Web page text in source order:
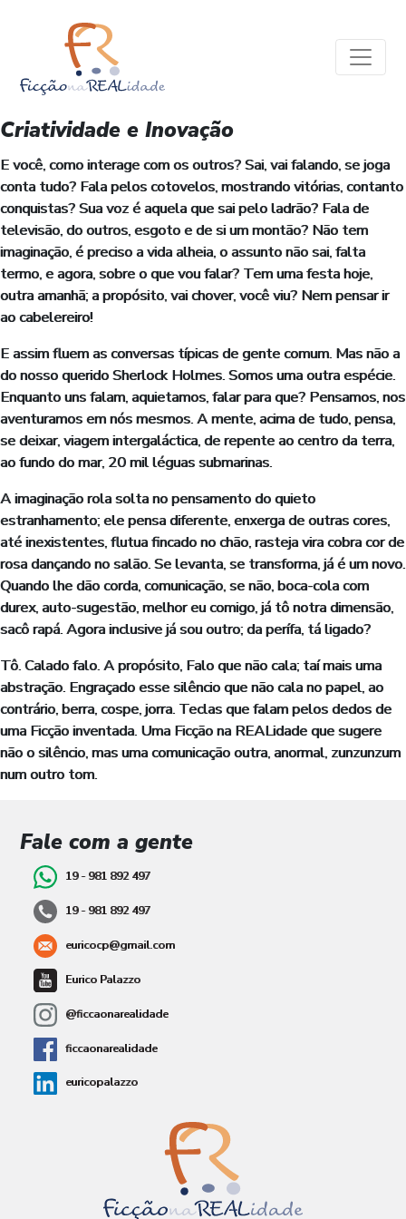
Criatividade e Inovação
E você, como interage com os outros? Sai, vai falando, se joga
conta tudo? Fala pelos cotovelos, mostrando vitórias, contanto
conquistas? Sua voz é aquela que sai pelo ladrão? Fala de
televisão, do outros, esgoto e de si um montão? Não tem
imaginação, é preciso a vida alheia, o assunto não sai, falta
termo, e agora, sobre o que vou falar? Tem uma festa hoje,
outra amanhã; a propósito, vai chover, você viu? Nem pensar ir
ao cabelereiro!
E assim fluem as conversas típicas de gente comum. Mas não a
do nosso querido Sherlock Holmes. Somos uma outra espécie.
Enquanto uns falam, aquietamos, falar para que? Pensamos, nos
aventuramos em nós mesmos. A mente, acima de tudo, pensa,
se deixar, viagem intergaláctica, de repente ao centro da terra,
ao fundo do mar, 20 mil léguas submarinas.
A imaginação rola solta no pensamento do quieto
estranhamento; ele pensa diferente, enxerga de outras cores,
até inexistentes, flutua fincado no chão, rasteja vira cobra cor de
rosa dançando no salão. Se levanta, se transforma, já é um novo.
Quando lhe dão corda, comunicação, se não, boca-cola com
durex, auto-sugestão, melhor eu comigo, já tô notra dimensão,
sacô rapá. Agora inclusive já sou outro; da perífa, tá ligado?
Tô. Calado falo. A propósito, Falo que não cala; taí mais uma
abstração. Engraçado esse silêncio que não cala no papel, ao
contrário, berra, cospe, jorra. Teclas que falam pelos dedos de
uma Ficção inventada. Uma Ficção na REALidade que sugere
não o silêncio, mas uma comunicação outra, anormal, zunzunzum
num outro tom.
Fale com a gente
19 - 981 892 497
19 - 981 892 497
euricocp@gmail.com
Eurico Palazzo
@ficcaonarealidade
ficcaonarealidade
euricopalazzo